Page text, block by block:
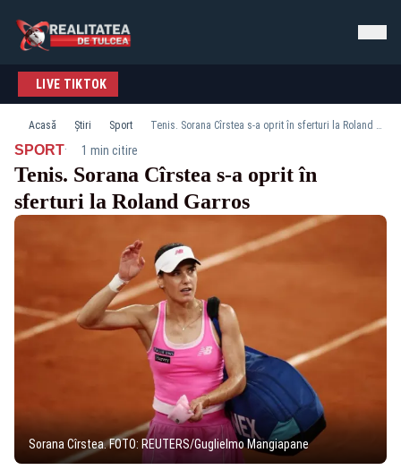
LIVE TIKTOK
Acasă Știri Sport Tenis. Sorana Cîrstea s-a oprit în sferturi la Roland Garros
SPORT· 1 min citire
Tenis. Sorana Cîrstea s-a oprit în
sferturi la Roland Garros
Sorana Cîrstea. FOTO: REUTERS/Guglielmo Mangiapane